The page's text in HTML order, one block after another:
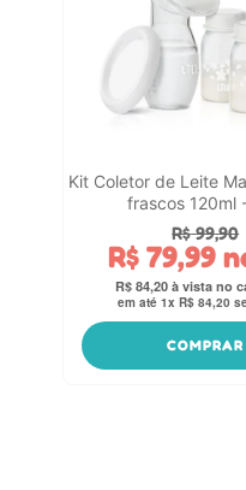
Kit Coletor de Leite
frascos 120ml
R$ 99,90
R$ 79,99
R$ 84,20
em até1xR$ 84,20
COMPRAR